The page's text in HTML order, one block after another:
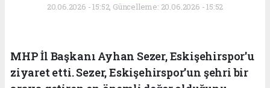
20.06.2026 - 15:52, Güncelleme: 20.06.2026 - 15:52
MHP İl Başkanı Ayhan Sezer, Eskişehirspor'u
ziyaret etti. Sezer, Eskişehirspor'un şehri bir